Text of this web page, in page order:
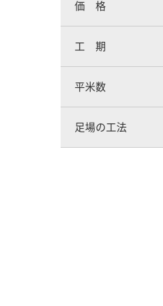
価 格
工 期
平米数
足場の工法